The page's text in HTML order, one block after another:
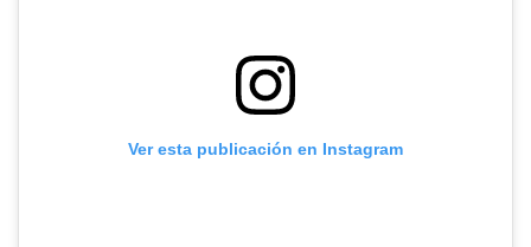
Ver esta publicación en Instagram